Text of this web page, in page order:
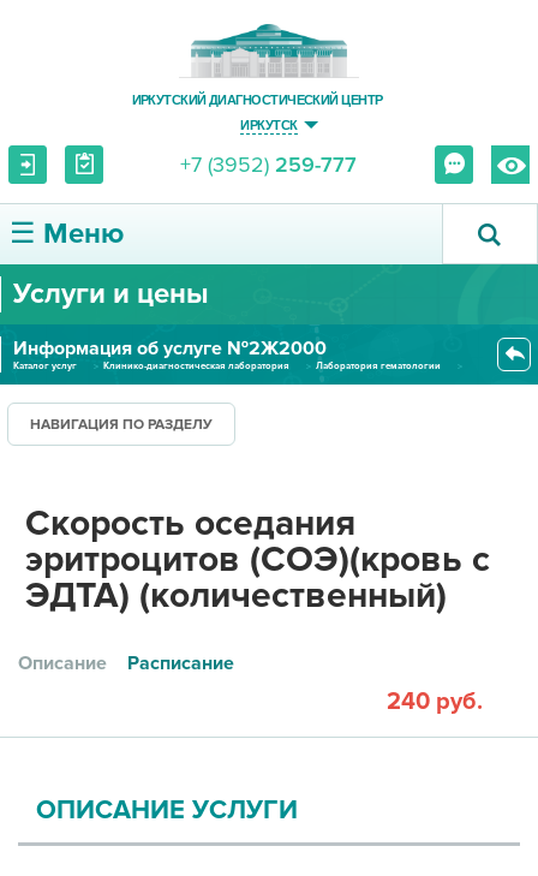
ИРКУТСКИЙ ДИАГНОСТИЧЕСКИЙ ЦЕНТР
ИРКУТСК
+7 (3952) 259-777
☰ Меню
О ЦЕНТРЕ
УСЛУГИ И ЦЕНЫ
ПАЦИЕНТУ
ПРАВОВАЯ ИНФОРМАЦИЯ
Услуги и цены
Информация об услуге №2Ж2000
Каталог услуг Клинико-диагностическая лаборатория
Лаборатория гематологии
НАВИГАЦИЯ ПО РАЗДЕЛУ
Скорость оседания
эритроцитов (СОЭ)(кровь с
ЭДТА) (количественный)
Описание Расписание
240 руб.
ОПИСАНИЕ УСЛУГИ